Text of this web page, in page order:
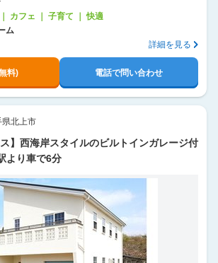
カフェ ｜ 子育て ｜ 快適
ム
詳細を見る
料) 電話で問い合わせ
県北上市
ス】西海岸スタイルのビルトインガレージ付
より車で6分